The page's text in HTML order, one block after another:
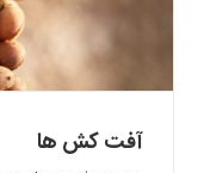
آفت کش ها